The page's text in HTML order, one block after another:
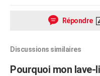
Répondre
Discussions similaires
Pourquoi mon lave-